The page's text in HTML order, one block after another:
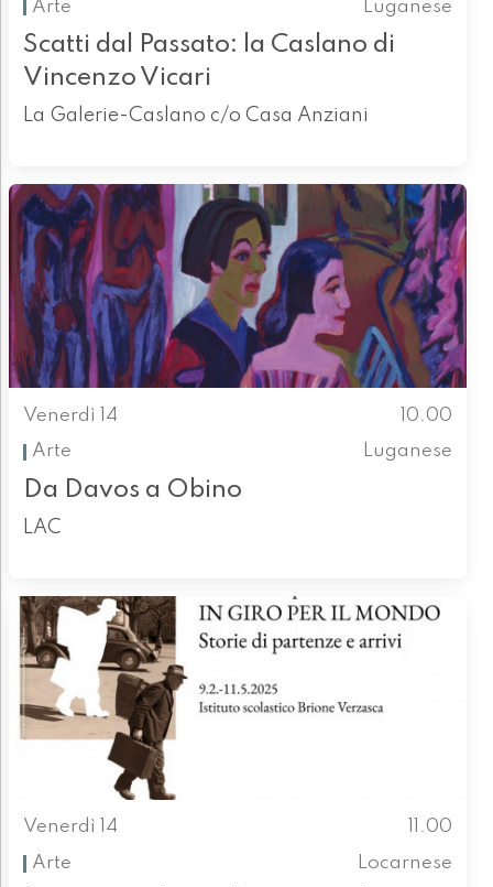
Arte Luganese
Scatti dal Passato: la Caslano di
Vincenzo Vicari
La Galerie-Caslano c/o Casa Anziani
Venerdì 14
10.00
Arte
Luganese
Da Davos a Obino
LAC
Venerdì 14
11.00
Arte
Locarnese